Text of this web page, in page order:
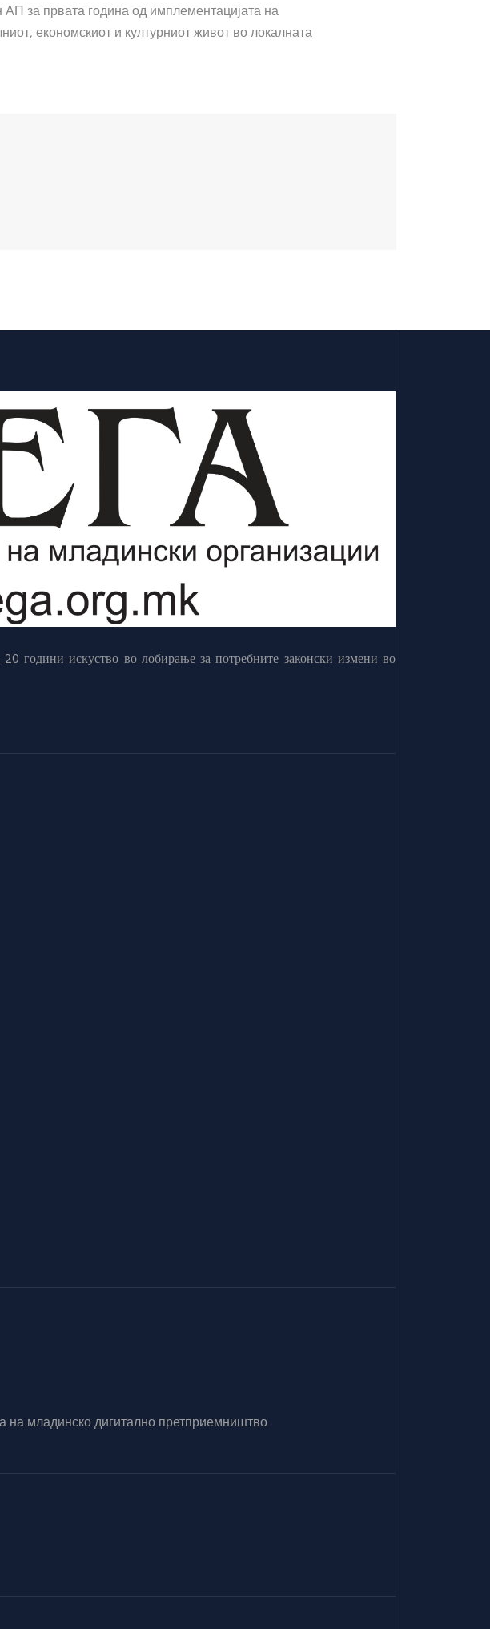
за првата година од имплементацијата на
економскиот и културниот живот во локалната
години искуство во лобирање за потребните законски измени во
на младинско дигитално претприемништво